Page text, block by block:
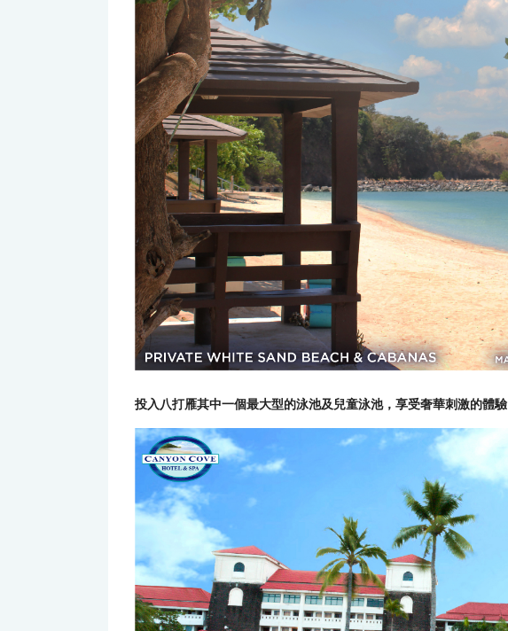
投入八打雁其中一個最大型的泳池及兒童泳池，享受奢華刺激的體驗